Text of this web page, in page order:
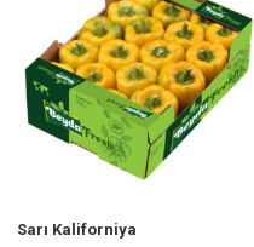
Sarı Kaliforniya